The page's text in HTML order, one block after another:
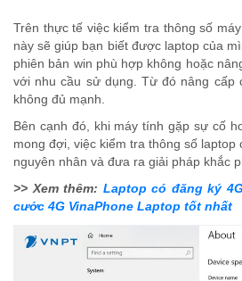
Trên thực tế việc kiểm tra thông số
này sẽ giúp bạn biết được laptop của
phiên bản win phù hợp không hoặc
với nhu cầu sử dụng. Từ đó nâng cấp
không đủ mạnh.
Bên cạnh đó, khi máy tính gặp sự cố
mong đợi, việc kiểm tra thông số
nguyên nhân và đưa ra giải pháp khắc
>> Xem thêm: Laptop có đăng ký
cước 4G VinaPhone Laptop tốt nhất